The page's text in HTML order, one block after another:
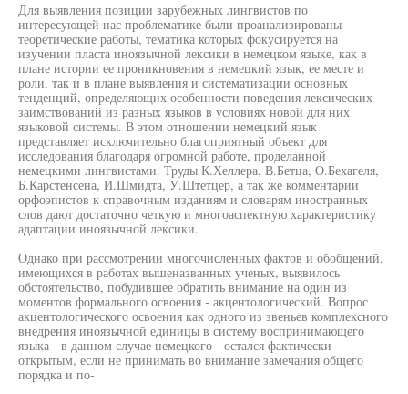
Для выявления позиции зарубежных лингвистов по
интересующей нас проблематике были проанализированы
теоретические работы, тематика которых фокусируется на
изучении пласта иноязычной лексики в немецком языке, как в
плане истории ее проникновения в немецкий язык, ее месте и
роли, так и в плане выявления и систематизации основных
тенденций, определяющих особенности поведения лексических
заимствований из разных языков в условиях новой для них
языковой системы. В этом отношении немецкий язык
представляет исключительно благоприятный объект для
исследования благодаря огромной работе, проделанной
немецкими лингвистами. Труды К.Хеллера, В.Бетца, О.Бехагеля,
Б.Карстенсена, И.Шмидта, У.Штетцер, а так же комментарии
орфоэпистов к справочным изданиям и словарям иностранных
слов дают достаточно четкую и многоаспектную характеристику
адаптации иноязычной лексики.
Однако при рассмотрении многочисленных фактов и обобщений,
имеющихся в работах вышеназванных ученых, выявилось
обстоятельство, побудившее обратить внимание на один из
моментов формального освоения - акцентологический. Вопрос
акцентологического освоения как одного из звеньев комплексного
внедрения иноязычной единицы в систему воспринимающего
языка - в данном случае немецкого - остался фактически
открытым, если не принимать во внимание замечания общего
порядка и по-